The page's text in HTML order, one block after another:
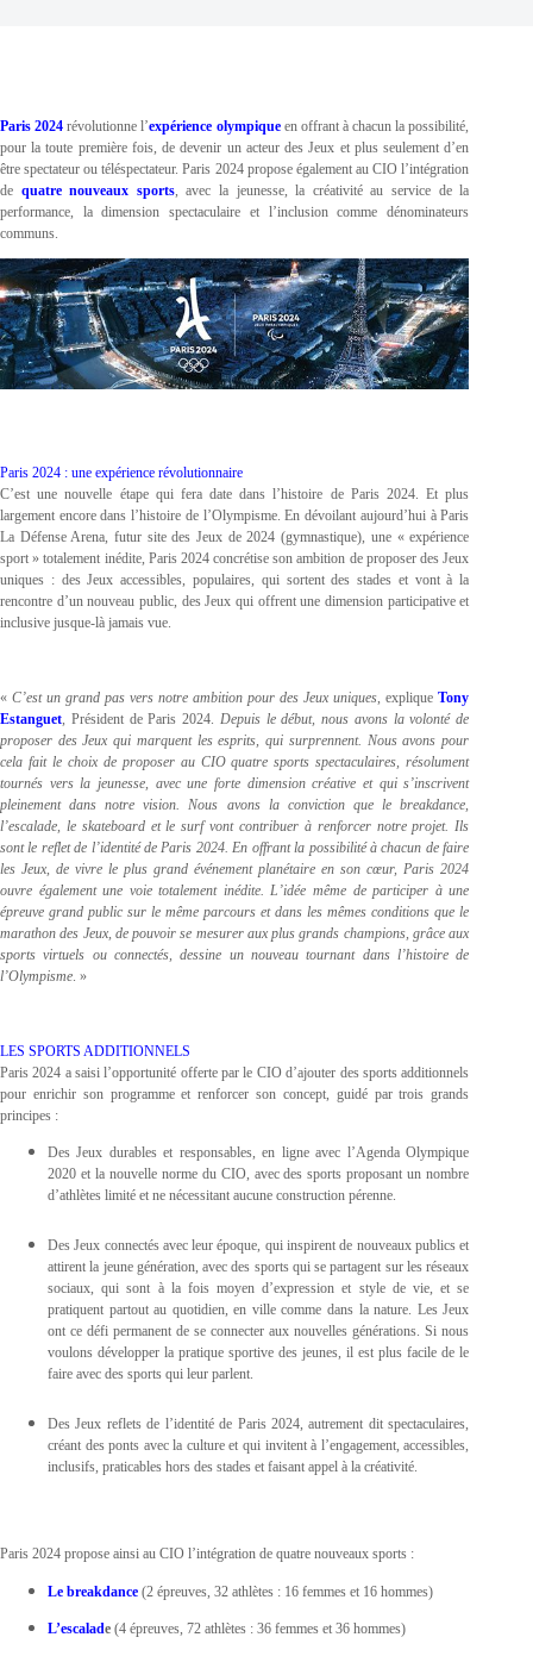
Paris 2024 révolutionne l’expérience olympiqueen offrant à chacun la possibilité,
pour la toute première fois, de devenir un acteur des Jeux et plus seulement d’en
être spectateur ou téléspectateur. Paris 2024 propose également au CIO l’intégration
de quatre nouveaux sports, avec la jeunesse, la créativité au service de la
performance, la dimension spectaculaire et l’inclusion comme dénominateurs
communs.
Paris 2024 : une expérience révolutionnaire
C’est une nouvelle étape qui fera date dans l’histoire de Paris 2024. Et plus
largement encore dans l’histoire de l’Olympisme. En dévoilant aujourd’hui à Paris
La Défense Arena, futur site des Jeux de 2024 (gymnastique), une « expérience
sport » totalement inédite, Paris 2024 concrétise son ambition de proposer des Jeux
uniques : des Jeux accessibles, populaires, qui sortent des stades et vont à la
rencontre d’un nouveau public, des Jeux qui offrent une dimension participative et
inclusive jusque-là jamais vue.
«C’est un grand pas vers notre ambition pour des Jeux uniques, expliqueTony
Estanguet, Président de Paris 2024. Depuis le début, nous avons la volonté de
proposer des Jeux qui marquent les esprits, qui surprennent. Nous avons pour
cela fait le choix de proposer au CIO quatre sports spectaculaires, résolument
tournés vers la jeunesse, avec une forte dimension créative et qui s’inscrivent
pleinement dans notre vision. Nous avons la conviction que le breakdance,
l’escalade, le skateboard et le surf vont contribuer à renforcer notre projet. Ils
sont le reflet de l’identité de Paris 2024. En offrant la possibilité à chacun de faire
les Jeux, de vivre le plus grand événement planétaire en son cœur, Paris 2024
ouvre également une voie totalement inédite. L’idée même de participer à une
épreuve grand public sur le même parcours et dans les mêmes conditions que le
marathon des Jeux, de pouvoir se mesurer aux plus grands champions, grâce aux
sports virtuels ou connectés, dessine un nouveau tournant dans l’histoire de
l’Olympisme. »
LES SPORTS ADDITIONNELS
Paris 2024 a saisi l’opportunité offerte par le CIO d’ajouter des sports additionnels
pour enrichir son programme et renforcer son concept, guidé par trois grands
principes :
Des Jeux durables et responsables, en ligne avec l’Agenda Olympique
2020 et la nouvelle norme du CIO, avec des sports proposant un nombre
d’athlètes limité et ne nécessitant aucune construction pérenne.
Des Jeux connectés avec leur époque, qui inspirent de nouveaux publics et
attirent la jeune génération, avec des sports qui se partagent sur les réseaux
sociaux, qui sont à la fois moyen d’expression et style de vie, et se
pratiquent partout au quotidien, en ville comme dans la nature. Les Jeux
ont ce défi permanent de se connecter aux nouvelles générations. Si nous
voulons développer la pratique sportive des jeunes, il est plus facile de le
faire avec des sports qui leur parlent.
Des Jeux reflets de l’identité de Paris 2024, autrement dit spectaculaires,
créant des ponts avec la culture et qui invitent à l’engagement, accessibles,
inclusifs, praticables hors des stades et faisant appel à la créativité.
Paris 2024 propose ainsi au CIO l’intégration de quatre nouveaux sports :
Le breakdance (2 épreuves, 32 athlètes : 16 femmes et 16 hommes)
L’escalade (4 épreuves, 72 athlètes : 36 femmes et 36 hommes)